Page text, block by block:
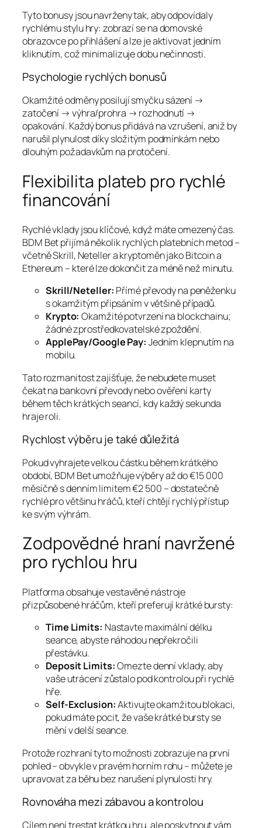
Tyto bonusy jsou navrženy tak, aby odpovídaly
rychlému stylu hry: zobrazí se na domovské
obrazovce po přihlášení a lze je aktivovat jedním
kliknutím, což minimalizuje dobu nečinnosti.
Psychologie rychlých bonusů
Okamžité odměny posilují smyčku sázení →
zatočení → výhra/prohra → rozhodnutí →
opakování. Každý bonus přidává na vzrušení, aniž by
narušil plynulost díky složitým podmínkám nebo
dlouhým požadavkům na protočení.
Flexibilita plateb pro rychlé
financování
Rychlé vklady jsou klíčové, když máte omezený čas.
BDM Bet přijímá několik rychlých platebních metod –
včetně Skrill, Neteller a kryptoměn jako Bitcoin a
Ethereum – které lze dokončit za méně než minutu.
Skrill/Neteller: Přímé převody na peněženku
s okamžitým připsáním v většině případů.
Krypto: Okamžité potvrzení na blockchainu;
žádné zprostředkovatelské zpoždění.
ApplePay/Google Pay: Jedním klepnutím na
mobilu.
Tato rozmanitost zajišťuje, že nebudete muset
čekat na bankovní převody nebo ověření karty
během těch krátkých seancí, kdy každý sekunda
hraje roli.
Rychlost výběru je také důležitá
Pokud vyhrajete velkou částku během krátkého
období, BDM Bet umožňuje výběry až do €15 000
měsíčně s denním limitem €2 500 – dostatečně
rychlé pro většinu hráčů, kteří chtějí rychlý přístup
ke svým výhrám.
Zodpovědné hraní navržené
pro rychlou hru
Platforma obsahuje vestavěné nástroje
přizpůsobené hráčům, kteří preferují krátké bursty:
Time Limits: Nastavte maximální délku
seance, abyste náhodou nepřekročili
přestávku.
Deposit Limits:Omezte denní vklady, aby
vaše utrácení zůstalo pod kontrolou při rychlé
hře.
Self‑Exclusion:Aktivujte okamžitou blokaci,
pokud máte pocit, že vaše krátké bursty se
mění v delší seance.
Protože rozhraní tyto možnosti zobrazuje na první
pohled – obvykle v pravém horním rohu – můžete je
upravovat za běhu bez narušení plynulosti hry.
Rovnováha mezi zábavou a kontrolou
Cílem není trestat krátkou hru, ale poskytnout vám